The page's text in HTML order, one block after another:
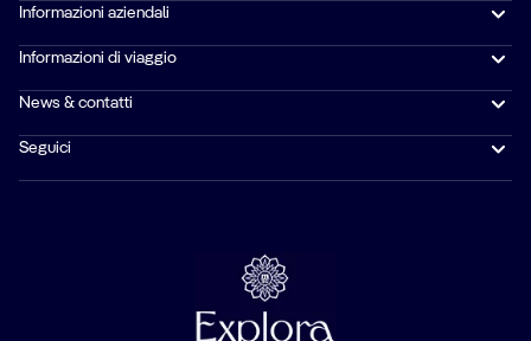
Informazioni aziendali
Informazioni di viaggio
News & contatti
Seguici